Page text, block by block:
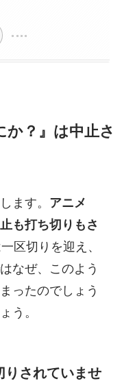
か？』は中止さ
ます。 アニメ
も打ち切りもさ
区切りを迎え、
なぜ、このよう
ったのでしょう
う。
りされていませ